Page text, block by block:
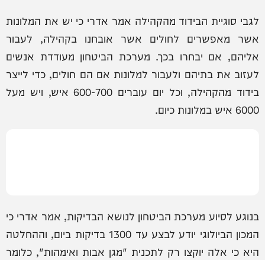
לגבי סוגיית הבידוד מהקהילה אמר אדרי כי יש את המלונות
אשר מאפשרים לחולים אשר אובחנו בקהילה, לעבור
אליהם, אם יבחרו בכך. מערכת הביטחון מעודדת אנשים
לעזוב את בתיהם ולעבור למלונות אם הם חולים, כדי לייצר
בידוד מהקהילה, וכל יום עוברים 600-700 איש, ויש מעל
6000 איש במלונות כיום.
בנוגע לסיוע מערכת הביטחון לנושא הבדיקות, אמר אדרי כי
המכון הביולוגי יודע לבצע עד 1300 בדיקות ביום, וההחלטה
היא כי אלה יוקצו רק לתכנית "מגן אבות ואימהות", כלומר